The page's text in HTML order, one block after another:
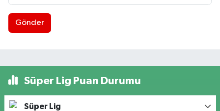
Gönder
Süper Lig Puan Durumu
Süper Lig